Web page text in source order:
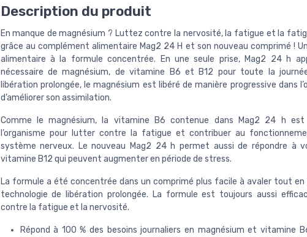
Description du produit
En manque de magnésium ? Luttez contre la nervosité, la fatigue et la
grâce au complément alimentaire Mag2 24 H et son nouveau comprimé !
alimentaire à la formule concentrée. En une seule prise, Mag2 24 h
nécessaire de magnésium, de vitamine B6 et B12 pour toute la
libération prolongée, le magnésium est libéré de manière progressive dans
d’améliorer son assimilation.
Comme le magnésium, la vitamine B6 contenue dans Mag2 24 h est
l’organisme pour lutter contre la fatigue et contribuer au
système nerveux. Le nouveau Mag2 24 h permet aussi de répondre à
vitamine B12 qui peuvent augmenter en période de stress.
La formule a été concentrée dans un comprimé plus facile à avaler tout
technologie de libération prolongée. La formule est toujours aussi
contre la fatigue et la nervosité.
Répond à 100 % des besoins journaliers en magnésium et vitamine